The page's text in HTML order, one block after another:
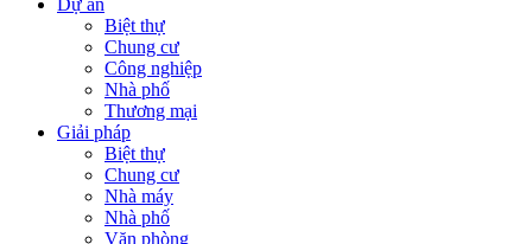
Biệt thự
Chung cư
Công nghiệp
Nhà phố
Thương mại
Giải pháp
Biệt thự
Chung cư
Nhà máy
Nhà phố
Văn phòng